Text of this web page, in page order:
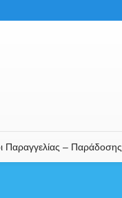
Παραγγελίας – Παράδοσης